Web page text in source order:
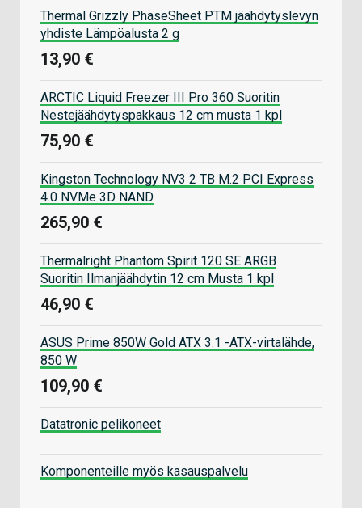
Thermal Grizzly PhaseSheet PTM jäähdytyslevyn
yhdiste Lämpöalusta 2 g
13,90 €
ARCTIC Liquid Freezer III Pro 360 Suoritin
Nestejäähdytyspakkaus 12 cm musta 1 kpl
75,90 €
Kingston Technology NV3 2 TB M.2 PCI Express
4.0 NVMe 3D NAND
265,90 €
Thermalright Phantom Spirit 120 SE ARGB
Suoritin Ilmanjäähdytin 12 cm Musta 1 kpl
46,90 €
ASUS Prime 850W Gold ATX 3.1 -ATX-virtalähde,
850 W
109,90 €
Datatronic pelikoneet
Komponenteille myös kasauspalvelu